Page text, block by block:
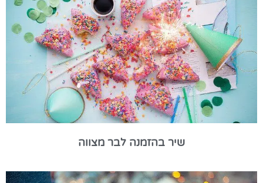
שיר בהזמנה לבר מצווה